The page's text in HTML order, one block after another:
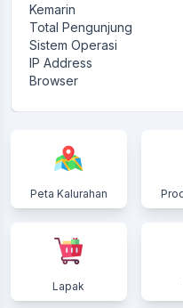
Kemarin
Total Pengunjung
Sistem Operasi
IP Address
Browser
Peta Kalurahan
Lapak